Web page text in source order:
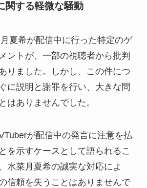
関する軽微な騒動
夏希が配信中に行った特定のゲ
ントが、一部の視聴者から批判
りました。しかし、この件につ
に説明と謝罪を行い、大きな問
はありませんでした。
が配信中の発言に注意を払
を示すケースとして語られるこ
水菜月夏希の誠実な対応によ
信頼を失うことはありませんで